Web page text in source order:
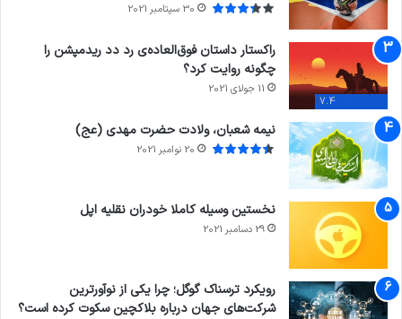
30 سپتامبر 2021
7.4
راکستار داستان فوق‌العاده‌ی رد دد ریدمپشن را
چگونه روایت کرد؟
11 جولای 2021
نیمه شعبان، ولادت حضرت مهدی (عج)
20 نوامبر 2021
نخستین وسیله کاملا خودران نقلیه اپل
29 دسامبر 2021
رویکرد ترسناک گوگل؛ چرا یکی از نوآورترین
شرکت‌های جهان درباره بلاکچین سکوت کرده است؟